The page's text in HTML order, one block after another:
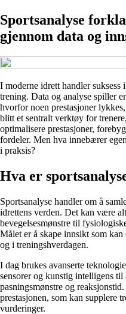
Sportsanalyse
gjennom data og
I moderne idrett handler suksess
trening. Data og analyse spiller
hvorfor noen prestasjoner
blitt et sentralt verktøy for
optimalisere prestasjoner,
fordeler. Men hva innebærer
i praksis?
Hva er
Sportsanalyse handler om å
idrettens verden. Det kan være
bevegelsesmønstre til
Målet er å skape innsikt som
og i treningshverdagen.
I dag brukes avanserte
sensorer og kunstig intelligens
pasningsmønstre og
prestasjonen, som kan supplere
vurderinger.